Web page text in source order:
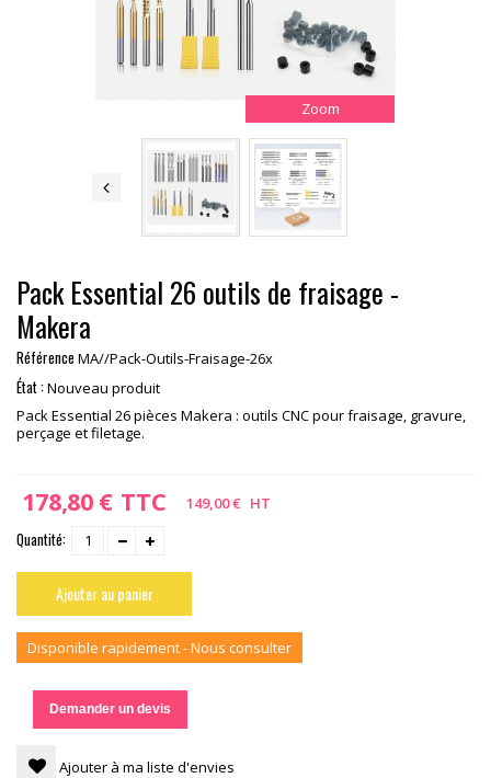
Zoom
Pack Essential 26 outils de fraisage -
Makera
Référence MA//Pack-Outils-Fraisage-26x
État :Nouveau produit
Pack Essential 26 pièces Makera : outils CNC pour fraisage, gravure,
perçage et filetage.
178,80 € TTC 149,00 € HT
Quantité:
Ajouter au panier
Disponible rapidement - Nous consulter
Demander un devis
Ajouter à ma liste d'envies